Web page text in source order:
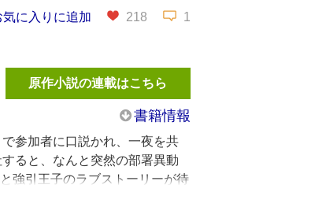
気に入りに追加
218 1
原作小説の連載はこちら
書籍情報
参加者に口説かれ、一夜を共
ると、なんと突然の部署異動
強引王子のラブストーリーが待